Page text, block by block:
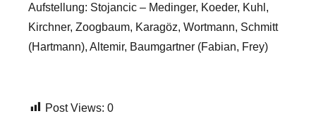
Aufstellung: Stojancic – Medinger, Koeder, Kuhl,
Kirchner, Zoogbaum, Karagöz, Wortmann, Schmitt
(Hartmann), Altemir, Baumgartner (Fabian, Frey)
Post Views: 0